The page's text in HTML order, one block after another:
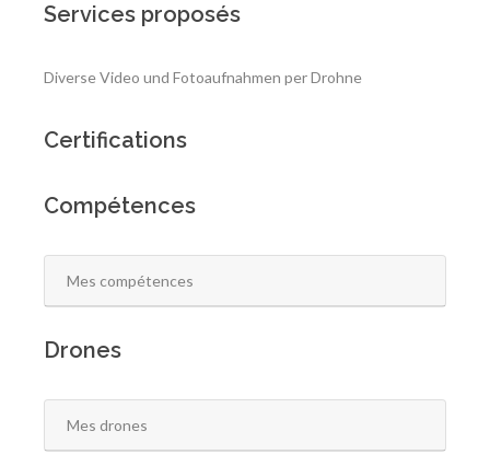
Services proposés
Diverse Video und Fotoaufnahmen per Drohne
Certifications
Compétences
Mes compétences
Drones
Mes drones